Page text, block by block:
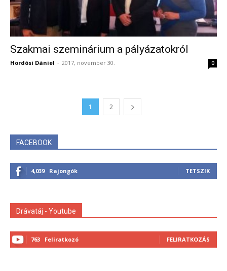
Szakmai szeminárium a pályázatokról
Hordósi Dániel - 2017, november 30. 0
1 2
FACEBOOK
4,039 Rajongók TETSZIK
Drávatáj - Youtube
763 Feliratkozó FELIRATKOZÁS